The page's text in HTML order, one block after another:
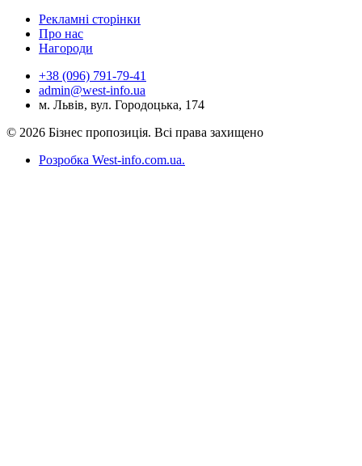
Рекламні сторінки
Про нас
Нагороди
+38 (096) 791-79-41
admin@west-info.ua
м. Львів, вул. Городоцька, 174
© 2026 Бізнес пропозиція. Всі права захищено
Розробка West-info.com.ua.